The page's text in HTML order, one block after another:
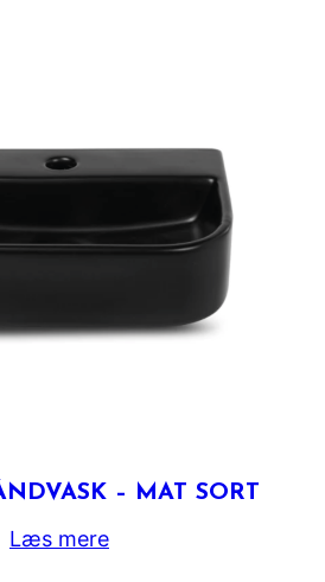
– MAT SORT
Læs mere